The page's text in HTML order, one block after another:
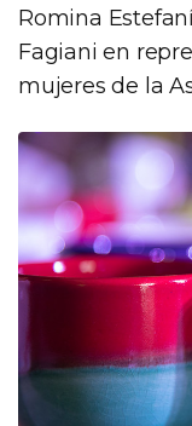
Romina
Fagiani en
mujeres de la